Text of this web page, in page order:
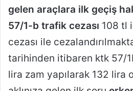
gelen araçlara ilk geçiş
57/1-b trafik cezası 108 tl
cezası ile
tarihinden itibaren ktk 57/
lira zam yapılarak 132 lira